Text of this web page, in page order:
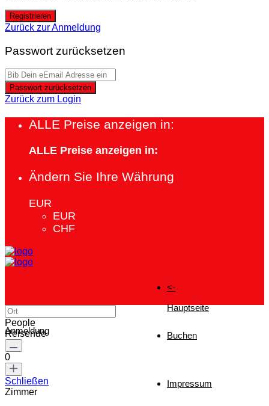
Registrieren
Zurück zur Anmeldung
Passwort zurücksetzen
Passwort zurücksetzen
Zurück zum Login
ALLE Preise anzeigen in:
ALLE Preise anzeigen in:
Ändern Sie Ihre Währung
EUR
EUR
CHF
<-
Hauptseite
Buchen
Impressum
Anmeldung
People
Reisende
0
Schließen
Zimmer